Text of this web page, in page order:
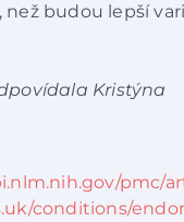
budou lepší
Kristýna
pmc/
conditions/